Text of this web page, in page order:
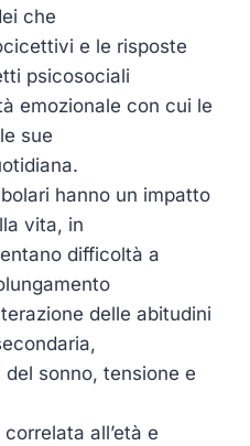
che
e le risposte
psicosociali
emozionale con cui le
sue
hanno un impatto
vita, in
difficoltà a
delle abitudini
sonno, tensione e
all’età e